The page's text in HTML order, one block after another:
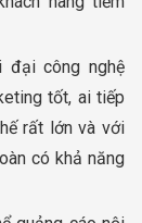
đại công nghệ
tốt, ai tiếp
rất lớn và với
có khả năng